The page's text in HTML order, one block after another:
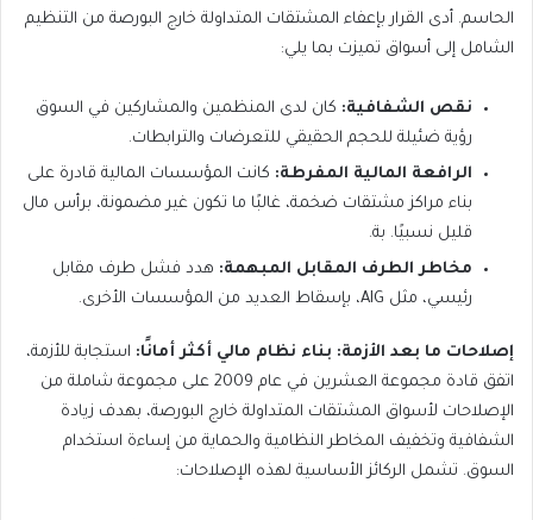
الحاسم. أدى القرار بإعفاء المشتقات المتداولة خارج البورصة من التنظيم
الشامل إلى أسواق تميزت بما يلي:
نقص الشفافية: كان لدى المنظمين والمشاركين في السوق
رؤية ضئيلة للحجم الحقيقي للتعرضات والترابطات.
الرافعة المالية المفرطة: كانت المؤسسات المالية قادرة على
بناء مراكز مشتقات ضخمة، غالبًا ما تكون غير مضمونة، برأس مال
قليل نسبيًا. بة.
مخاطر الطرف المقابل المبهمة: هدد فشل طرف مقابل
رئيسي، مثل AIG، بإسقاط العديد من المؤسسات الأخرى.
إصلاحات ما بعد الأزمة: بناء نظام مالي أكثر أمانًا: استجابة للأزمة،
اتفق قادة مجموعة العشرين في عام 2009 على مجموعة شاملة من
الإصلاحات لأسواق المشتقات المتداولة خارج البورصة، بهدف زيادة
الشفافية وتخفيف المخاطر النظامية والحماية من إساءة استخدام
السوق. تشمل الركائز الأساسية لهذه الإصلاحات: